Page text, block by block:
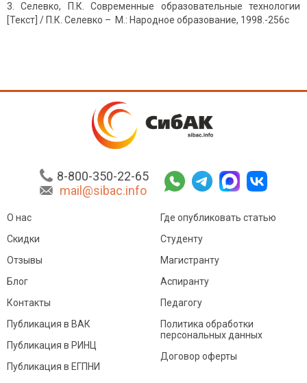
Селевко, П.К. Современные образовательные технологии
[Текст] / П.К. Селевко – М.: Народное образование, 1998.-256с
8-800-350-22-65
mail@sibac.info
О нас
Скидки
Отзывы
Блог
Контакты
Где опубликовать статью
Студенту
Магистранту
Аспиранту
Педагогу
Публикация в ВАК
Публикация в РИНЦ
Публикация в ЕГПНИ
Политика обработки
персональных данных
Договор оферты